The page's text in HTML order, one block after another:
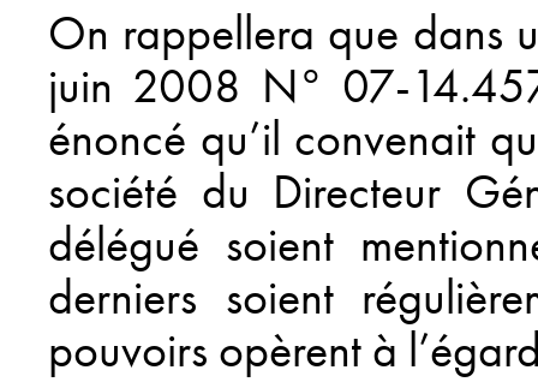
On rappellera que dans
juin 2008 N° 07-
énoncé qu’il convenait
société du Directeur
délégué soient
derniers soient
pouvoirs opèrent à